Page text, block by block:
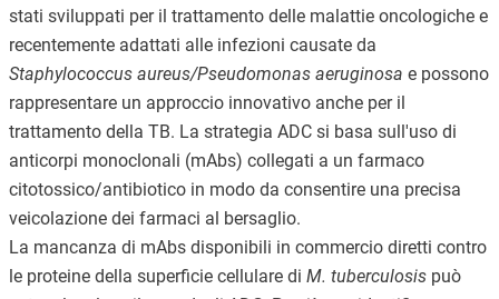
stati sviluppati per il trattamento delle malattie oncologiche e
recentemente adattati alle infezioni causate da
Staphylococcus aureus/Pseudomonas aeruginosa e possono
rappresentare un approccio innovativo anche per il
trattamento della TB. La strategia ADC si basa sull'uso di
anticorpi monoclonali (mAbs) collegati a un farmaco
citotossico/antibiotico in modo da consentire una precisa
veicolazione dei farmaci al bersaglio.
La mancanza di mAbs disponibili in commercio diretti contro
le proteine della superficie cellulare di M. tuberculosispuò